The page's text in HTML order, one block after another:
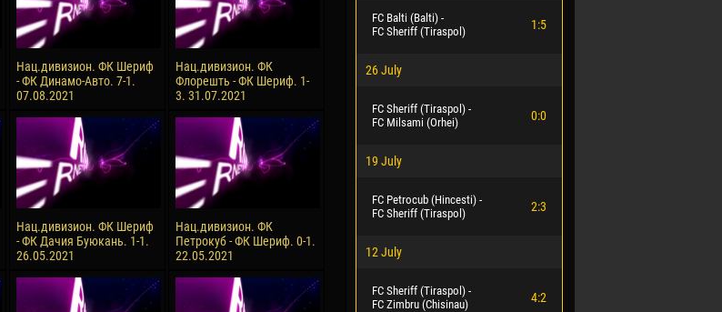
15 June
Konan Jaures-Ulrich LOUKOU
24 June
Victor CIUMAȘU
Soumaila MAGASSOUBA
10 July
Bourama FOMBA
15 July
Ivan DYULGEROV
17 July
27 July
Vladimir FRATEA
Нац.дивизион. ФК Шериф
- ФК Динамо-Авто. 7-1.
07.08.2021
Нац.дивизион. ФК
Флорешть - ФК Шериф. 1-
3. 31.07.2021
Нац.дивизион. ФК Шериф
- ФК Дачия Буюкань. 1-1.
26.05.2021
Нац.дивизион. ФК
Петрокуб - ФК Шериф. 0-1.
22.05.2021
FC Balti (Balti) -
FC Sheriff (Tiraspol)
1:5
26 July
FC Sheriff (Tiraspol) -
FC Milsami (Orhei)
0:0
19 July
FC Petrocub (Hincesti) -
FC Sheriff (Tiraspol)
2:3
12 July
FC Sheriff (Tiraspol) -
FC Zimbru (Chisinau)
4:2